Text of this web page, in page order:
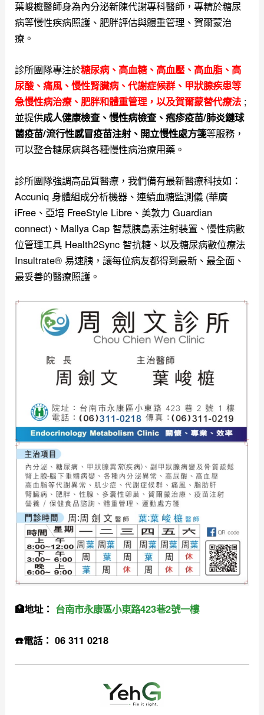
葉峻榳醫師身為內分泌新陳代謝專科醫師，專精於糖尿
病等慢性疾病照護、肥胖評估與體重管理、賀爾蒙治
療。
診所團隊專注於糖尿病、高血糖、高血壓、高血脂、高
尿酸、痛風、慢性腎臟病、代謝症候群、甲狀腺疾患等
急慢性病治療、肥胖和體重管理，以及賀爾蒙替代療法 ;
並提供成人健康檢查、慢性病檢查、疱疹疫苗/肺炎鏈球
菌疫苗/流行性感冒疫苗注射、開立慢性處方箋等服務，
可以整合糖尿病與各種慢性病治療用藥。
診所團隊強調高品質醫療，我們備有最新醫療科技如：
Accuniq 身體組成分析機器、連續血糖監測儀 (華廣
iFree、亞培 FreeStyle Libre、美敦力 Guardian
connect)、Mallya Cap 智慧胰島素注射裝置、慢性病數
位管理工具 Health2Sync 智抗糖、以及糖尿病數位療法
Insultrate® 易速胰，讓每位病友都得到最新、最全面、
最妥善的醫療照護。
🏥地址： 台南市永康區小東路423巷2號一樓
☎️電話： 06 311 0218